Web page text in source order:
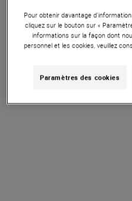
Pour obtenir davantage
cliquez sur le bouton sur «
informations sur la façon dont
personnel et les cookies, veuillez
Paramètres des cookies